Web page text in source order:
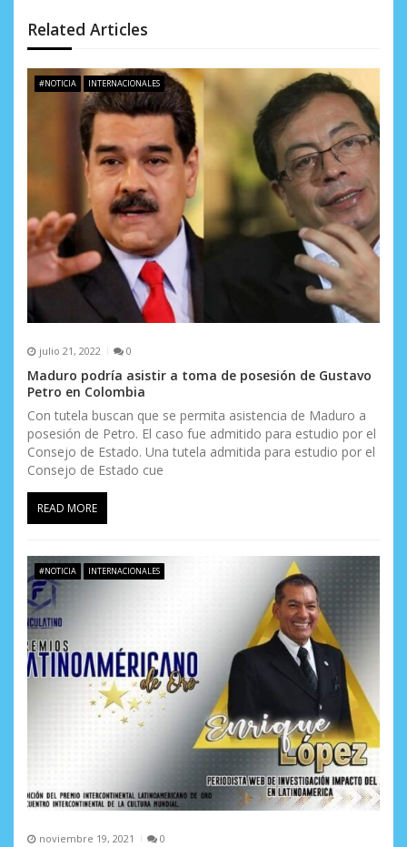
e
e
r
a
d
s
Related Articles
#NOTICIA INTERNACIONALES
julio 21, 2022 0
Maduro podría asistir a toma de posesión de Gustavo
Petro en Colombia
Con tutela buscan que se permita asistencia de Maduro a
posesión de Petro. El caso fue admitido para estudio por el
Consejo de Estado. Una tutela admitida para estudio por el
Consejo de Estado cue
READ MORE
#NOTICIA INTERNACIONALES
noviembre 19, 2021 0